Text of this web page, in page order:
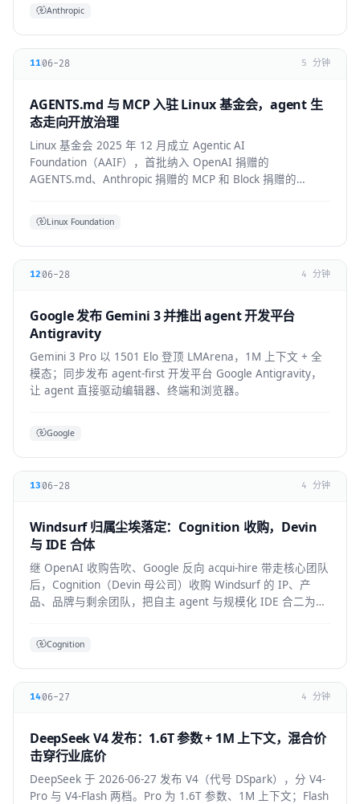
Anthropic
1106-28 5 分钟
AGENTS.md 与 MCP 入驻 Linux 基金会，agent 生
态走向开放治理
Linux 基金会 2025 年 12 月成立 Agentic AI
Foundation（AAIF），首批纳入 OpenAI 捐赠的
AGENTS.md、Anthropic 捐赠的 MCP 和 Block 捐赠的
Linux Foundation
12 06-28 4 分钟
Google 发布 Gemini 3 并推出 agent 开发平台
Antigravity
Gemini 3 Pro 以 1501 Elo 登顶 LMArena，1M 上下文 + 全
模态；同步发布 agent-first 开发平台 Google Antigravity，
让 agent 直接驱动编辑器、终端和浏览器。
Google
13 06-28 4 分钟
Windsurf 归属尘埃落定：Cognition 收购，Devin
与 IDE 合体
继 OpenAI 收购告吹、Google 反向 acqui-hire 带走核心团队
后，Cognition（Devin 母公司）收购 Windsurf 的 IP、产
品、品牌与剩余团队，把自主 agent 与规模化 IDE 合二为
Cognition
1406-27 4 分钟
DeepSeek V4 发布：1.6T 参数 + 1M 上下文，混合价
击穿行业底价
DeepSeek 于 2026-06-27 发布 V4（代号 DSpark），分 V4-
Pro 与 V4-Flash 两档。Pro 为 1.6T 参数、1M 上下文；Flash